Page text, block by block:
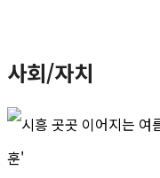
사회/자치